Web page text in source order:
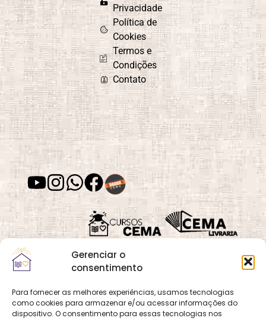
Gerenciar o
consentimento
Para fornecer as melhores experiências, usamos tecnologias
como cookies para armazenar e/ou acessar informações do
dispositivo. O consentimento para essas tecnologias nos
Privacidade
Política de
Cookies
Termos e
Condições
Contato
Quadra 02, Lote 16,
OCemaneté um site